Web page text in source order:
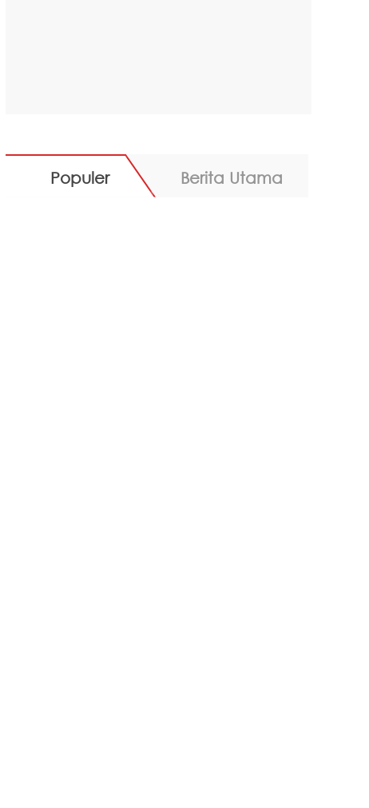
Populer Berita Utama